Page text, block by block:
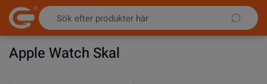
Hoppa till innehållet
Apple Watch Skal